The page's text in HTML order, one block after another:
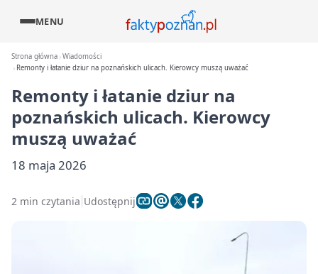
MENU
Strona główna Wiadomości
Remonty i łatanie dziur na poznańskich ulicach. Kierowcy muszą uważać
Remonty i łatanie dziur na
poznańskich ulicach. Kierowcy
muszą uważać
18 maja 2026
2 min czytania Udostępnij